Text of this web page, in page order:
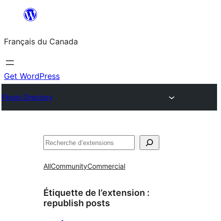
contenu
Français du Canada
Get WordPress
Plugin Directory
Recherche
AllCommunityCommercial
Étiquette de l’extension :
republish posts